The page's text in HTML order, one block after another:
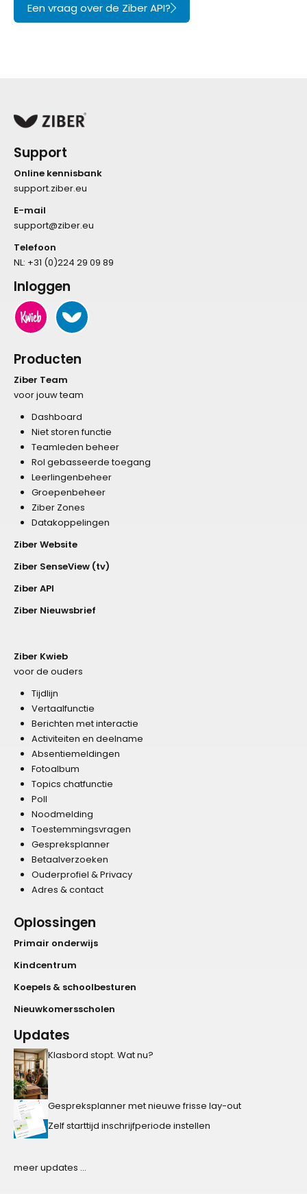
Een vraag over de Ziber API?
Support
Online kennisbank
support.ziber.eu
E-mail
support@ziber.eu
Telefoon
NL: +31 (0)224 29 09 89
Inloggen
Producten
Ziber Team
voor jouw team
Dashboard
Niet storen functie
Teamleden beheer
Rol gebasseerde toegang
Leerlingenbeheer
Groepenbeheer
Ziber Zones
Datakoppelingen
Ziber Website
Ziber SenseView (tv)
Ziber API
Ziber Nieuwsbrief
Ziber Kwieb
voor de ouders
Tijdlijn
Vertaalfunctie
Berichten met interactie
Activiteiten en deelname
Absentiemeldingen
Fotoalbum
Topics chatfunctie
Poll
Noodmelding
Toestemmingsvragen
Gespreksplanner
Betaalverzoeken
Ouderprofiel & Privacy
Adres & contact
Oplossingen
Primair onderwijs
Kindcentrum
Koepels & schoolbesturen
Nieuwkomersscholen
Updates
Klasbord stopt. Wat nu?
Gespreksplanner met nieuwe frisse lay-out
Zelf starttijd inschrijfperiode instellen
meer updates ...